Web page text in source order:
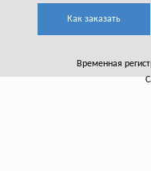
Как заказать
Временная